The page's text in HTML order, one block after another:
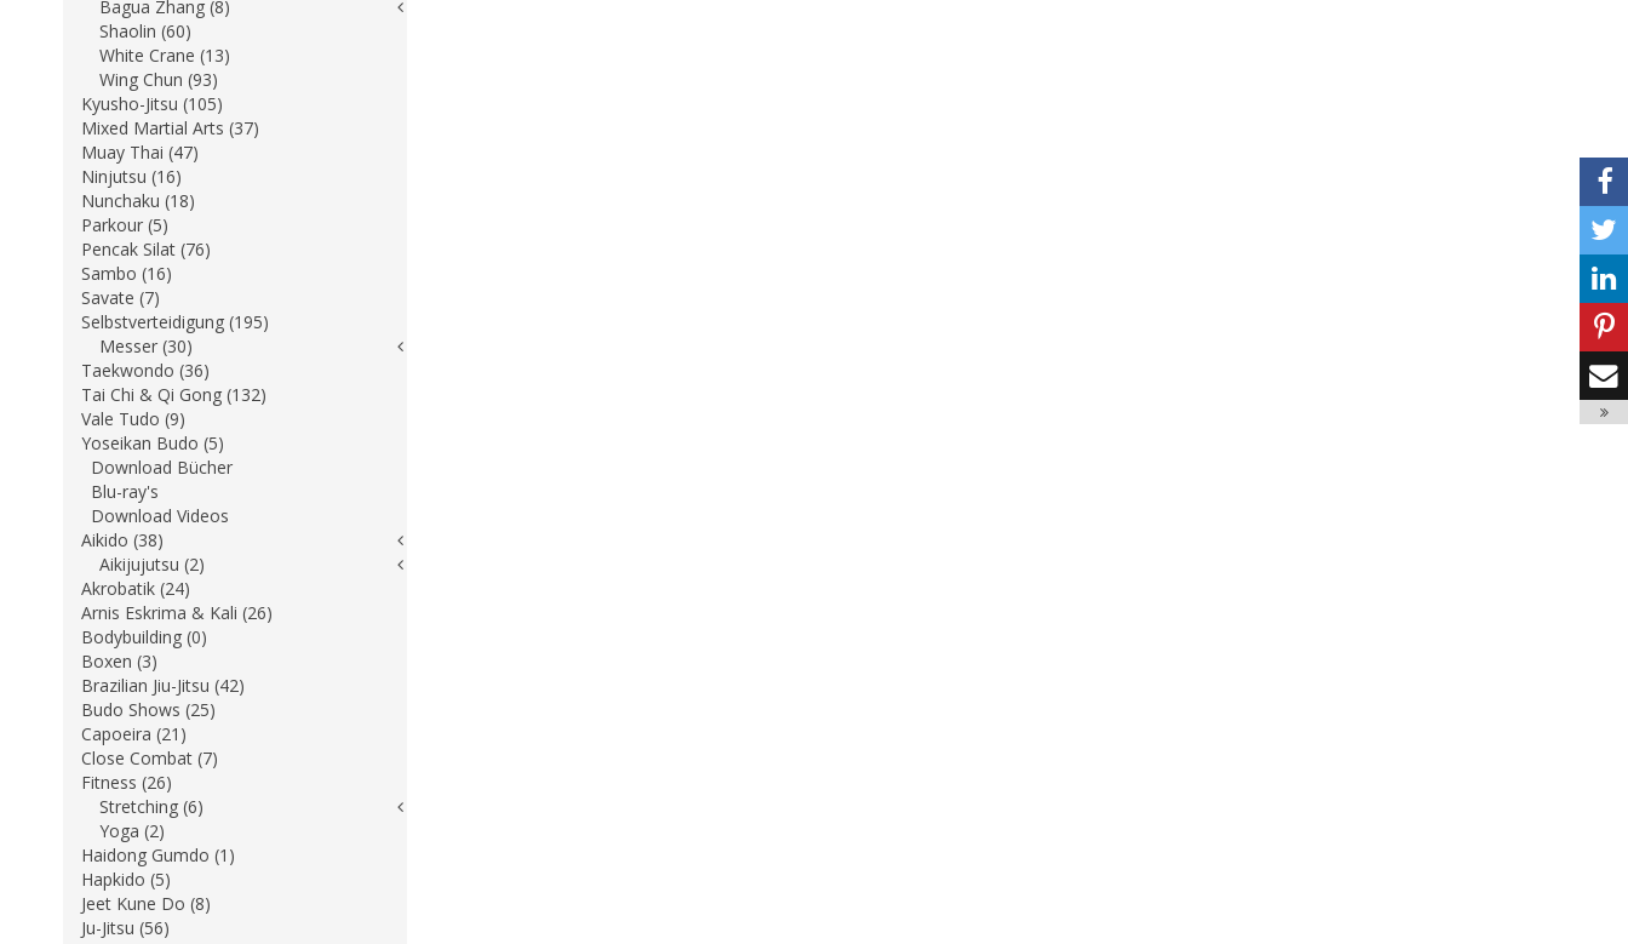
Bagua Zhang (8)
Shaolin (60)
White Crane (13)
Wing Chun (93)
Kyusho-Jitsu (105)
Mixed Martial Arts (37)
Muay Thai (47)
Ninjutsu (16)
Nunchaku (18)
Parkour (5)
Pencak Silat (76)
Sambo (16)
Savate (7)
Selbstverteidigung (195)
Messer (30)
Taekwondo (36)
Tai Chi & Qi Gong (132)
Vale Tudo (9)
Yoseikan Budo (5)
Download Bücher
Blu-ray's
Download Videos
Aikido (38)
Aikijujutsu (2)
Akrobatik (24)
Arnis Eskrima & Kali (26)
Bodybuilding (0)
Boxen (3)
Brazilian Jiu-Jitsu (42)
Budo Shows (25)
Capoeira (21)
Close Combat (7)
Fitness (26)
Stretching (6)
Yoga (2)
Haidong Gumdo (1)
Hapkido (5)
Jeet Kune Do (8)
Ju-Jitsu (56)